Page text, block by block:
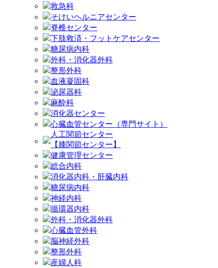
救急科
そけいヘルニアセンター
脊椎センター
下肢救済・フットケアセンター
糖尿病内科
外科・消化器外科
整形外科
血液凝固科
泌尿器科
麻酔科
消化器センター
心臓血管センター（専門サイト）
人工関節センター
【膝関節センター】
健康管理センター
総合内科
消化器内科・肝臓内科
糖尿病内科
神経内科
循環器内科
外科・消化器外科
心臓血管外科
脳神経外科
整形外科
産婦人科